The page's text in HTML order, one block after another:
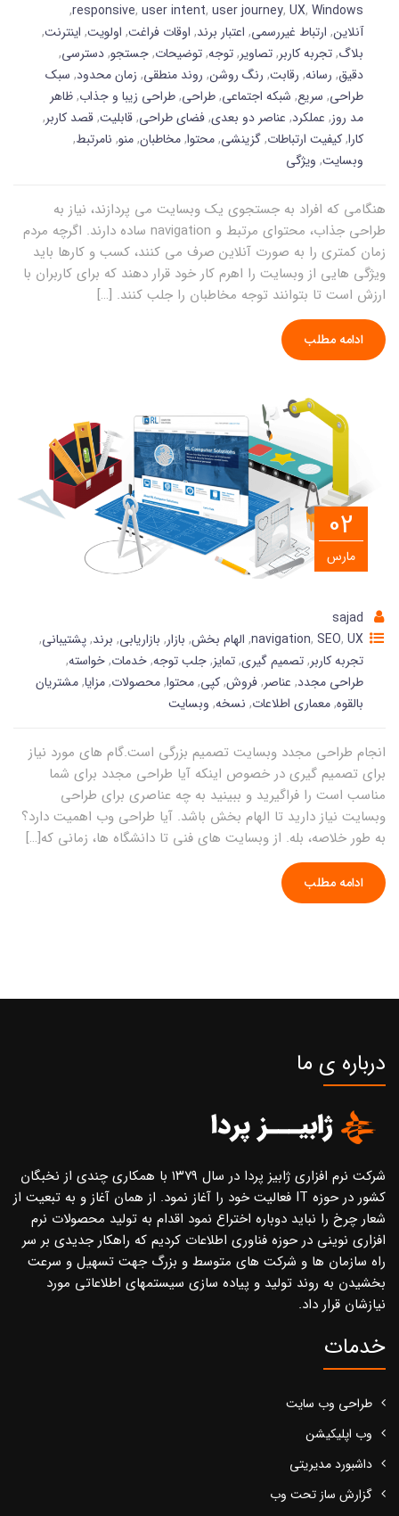
responsive, user intent, user journey, UX, Windows
,
آنلاین, ارتباط غیررسمی, اعتبار برند, اوقات فراغت, اولویت, اینترنت,
بلاگ,تجربه کاربر,تصاویر,توجه,توضیحات,جستجو,دسترسی,
دقیق, رسانه, رقابت, رنگ روشن, روند منطقی, زمان محدود, سبک
طراحی, سریع, شبکه اجتماعی,طراحی,طراحی زیبا و جذاب,ظاهر
مد روز, عملکرد, عناصر دو بعدی,فضای طراحی,قابلیت,قصد کاربر,
کارا,کیفیت ارتباطات,گزینشی,محتوا,مخاطبان,منو, نامرتبط,
وبسایت, ویژگی
هنگامی که افراد به جستجوی یک وبسایت می پردازند، نیاز به
طراحی جذاب، محتوای مرتبط و navigation ساده دارند. اگرچه مردم
زمان کمتری را به صورت آنلاین صرف می کنند، کسب و کارها باید
ویژگی هایی از وبسایت را اهرم کار خود قرار دهند که برای کاربران با
ارزش است تا بتوانند توجه مخاطبان را جلب کنند. […]
ادامه مطلب
02
مارس
sajad
navigation, SEO, UX
, الهام بخش, بازار, بازاریابی, برند,پشتیبانی,
تجربه کاربر,تصمیم گیری,تمایز,جلب توجه,خدمات,خواسته,
طراحی مجدد, عناصر,فروش,کپی,محتوا,محصولات,مزایا,مشتریان
بالقوه,معماری اطلاعات, نسخه, وبسایت
انجام طراحی مجدد وبسایت تصمیم بزرگی است.گام های مورد نیاز
برای تصمیم گیری در خصوص اینکه آیا طراحی مجدد برای شما
مناسب است را فراگیرید و ببینید به چه عناصری برای طراحی
وبسایت نیاز دارید تا الهام بخش باشد. آیا طراحی وب اهمیت دارد؟
به طور خلاصه، بله. از وبسایت های فنی تا دانشگاه ها، زمانی که[…]
ادامه مطلب
درباره ی ما
شرکت نرم افزاری ژابیز پردا در سال ۱۳۷۹ با همکاری چندی از نخبگان
کشور در حوزه IT فعالیت خود را آغاز نمود. از همان آغاز و به تبعیت از
شعار چرخ را نباید دوباره اختراع نمود اقدام به تولید محصولات نرم
افزاری نوینی در حوزه فناوری اطلاعات کردیم که راهکار جدیدی بر سر
راه سازمان ها و شرکت های متوسط و بزرگ جهت تسهیل و سرعت
بخشیدن به روند تولید و پیاده سازی سیستمهای اطلاعاتی مورد
نیازشان قرار داد.
خدمات
طراحی وب سایت
وب اپلیکیشن
داشبورد مدیریتی
گزارش ساز تحت وب